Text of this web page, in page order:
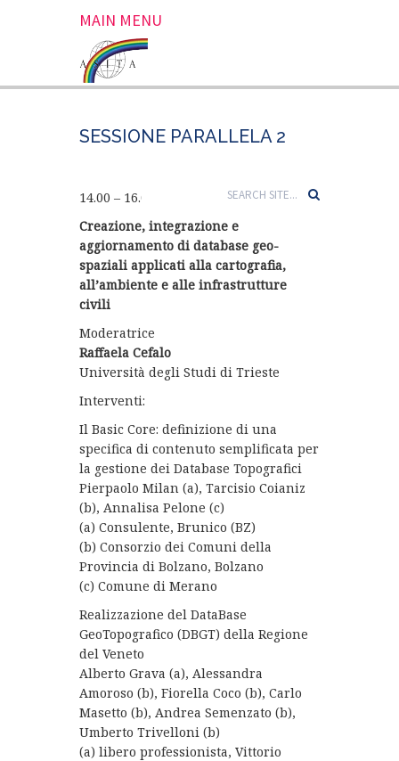
MAIN MENU
SESSIONE PARALLELA 2
14.00 – 16.00 SALA OCEANIA
Creazione, integrazione e
aggiornamento di database geo-
spaziali applicati alla cartografia,
all’ambiente e alle infrastrutture
civili
Moderatrice
Raffaela Cefalo
Università degli Studi di Trieste
Interventi:
Il Basic Core: definizione di una
specifica di contenuto semplificata per
la gestione dei Database Topografici
Pierpaolo Milan (a), Tarcisio Coianiz
(b), Annalisa Pelone (c)
(a) Consulente, Brunico (BZ)
(b) Consorzio dei Comuni della
Provincia di Bolzano, Bolzano
(c) Comune di Merano
Realizzazione del DataBase
GeoTopografico (DBGT) della Regione
del Veneto
Alberto Grava (a), Alessandra
Amoroso (b), Fiorella Coco (b), Carlo
Masetto (b), Andrea Semenzato (b),
Umberto Trivelloni (b)
(a) libero professionista, Vittorio